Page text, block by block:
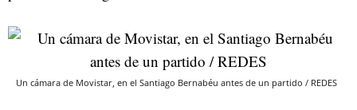
Un cámara de Movistar, en el Santiago Bernabéu antes de un partido / REDES